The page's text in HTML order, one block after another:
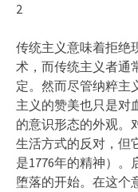
2
传统主义意味着拒绝
术，而传统主义者通
定。然而尽管纳粹主
主义的赞美也只是对
的意识形态的外观。
生活方式的反对，但
是1776年的精神）
堕落的开始。在这个